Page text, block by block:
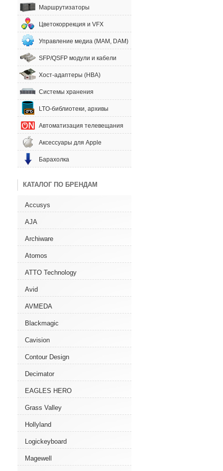
Маршрутизаторы
Цветокоррекция и VFX
Управление медиа (MAM, DAM)
SFP/QSFP модули и кабели
Хост-адаптеры (HBA)
Системы хранения
LTO-библиотеки, архивы
Автоматизация телевещания
Аксессуары для Apple
Барахолка
КАТАЛОГ ПО БРЕНДАМ
Accusys
AJA
Archiware
Atomos
ATTO Technology
Avid
AVMEDA
Blackmagic
Cavision
Contour Design
Decimator
EAGLES HERO
Grass Valley
Hollyland
Logickeyboard
Magewell